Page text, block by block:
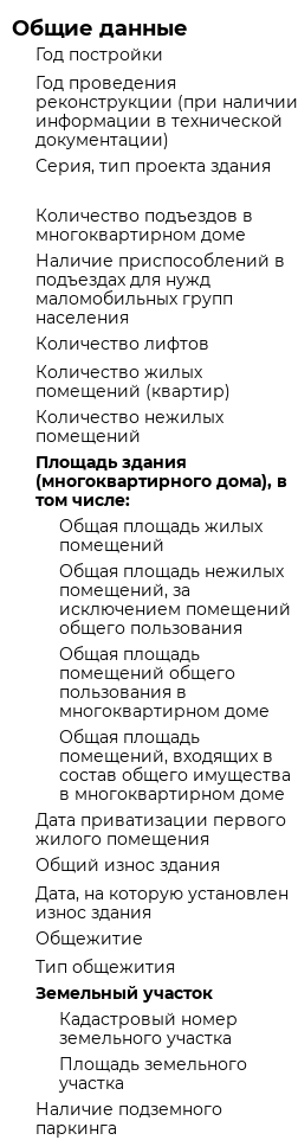
Общие данные
Год постройки
Год проведения
реконструкции (при наличии
информации в технической
документации)
Серия, тип проекта здания
Количество подъездов в
многоквартирном доме
Наличие приспособлений в
подъездах для нужд
маломобильных групп
населения
Количество лифтов
Количество жилых
помещений (квартир)
Количество нежилых
помещений
Площадь здания
(многоквартирного дома), в
том числе:
Общая площадь жилых
помещений
Общая площадь нежилых
помещений, за
исключением помещений
общего пользования
Общая площадь
помещений общего
пользования в
многоквартирном доме
Общая площадь
помещений, входящих в
состав общего имущества
в многоквартирном доме
Дата приватизации первого
жилого помещения
Общий износ здания
Дата, на которую установлен
износ здания
Общежитие
Тип общежития
Земельный участок
Кадастровый номер
земельного участка
Площадь земельного
участка
Наличие подземного
паркинга